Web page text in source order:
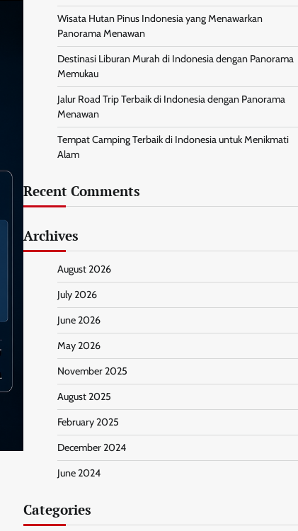
Wisata Hutan Pinus Indonesia yang Menawarkan
Panorama Menawan
Destinasi Liburan Murah di Indonesia dengan Panorama
Memukau
Jalur Road Trip Terbaik di Indonesia dengan Panorama
Menawan
Tempat Camping Terbaik di Indonesia untuk Menikmati
Alam
Recent Comments
Archives
August 2026
July 2026
June 2026
May 2026
November 2025
August 2025
February 2025
December 2024
June 2024
Categories